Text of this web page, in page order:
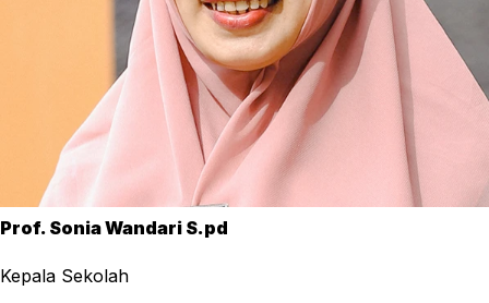
Prof. Sonia Wandari S.pd
Kepala Sekolah